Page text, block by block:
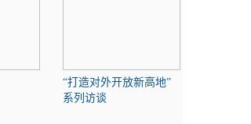
“打造对外开放新高地”
系列访谈